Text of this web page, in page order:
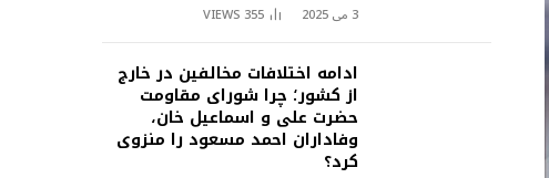
3 می 2025 355
VIEWS
ادامه اختلافات مخالفین در خارج
از کشور؛ چرا شورای مقاومت
حضرت علی و اسماعیل خان،
وفاداران احمد مسعود را منزوی
کرد؟